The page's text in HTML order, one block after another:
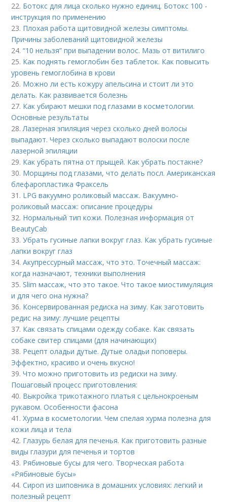
22. Ботокс для лица сколько нужно единиц. Ботокс 100 -
инструкция по применению
23. Плохая работа щитовидной железы симптомы.
Причины заболеваний щитовидной железы
24.“10 нельзя” при выпадении волос. Мазь от витилиго
25. Как поднять гемоглобин без таблеток. Как повысить
уровень гемоглобина в крови
26. Можно ли есть кожуру апельсина и стоит ли это
делать. Как развивается болезнь
27. Как убирают мешки под глазами в косметологии.
Основные результаты
28. Лазерная эпиляция через сколько дней волосы
выпадают. Через сколько выпадают волоски после
лазерной эпиляции
29. Как убрать пятна от прыщей. Как убрать постакне?
30. Морщины под глазами, что делать посл. Американская
блефаропластика Фраксель
31. LPG вакуумно роликовый массаж. Вакуумно-
роликовый массаж: описание процедуры
32. Нормальный тип кожи. Полезная информация от
BeautyCab
33.Убрать гусиные лапки вокруг глаз. Как убрать гусиные
лапки вокруг глаз
34.Акупрессурный массаж, что это. Точечный массаж:
когда назначают, техники выполнения
35.Slim массаж, что это такое. Что такое миостимуляция
и для чего она нужна?
36. Консервированная редиска на зиму. Как заготовить
редис на зиму: лучшие рецепты
37. Как связать спицами одежду собаке. Как связать
собаке свитер спицами (для начинающих)
38. Рецепт оладьи дутые. Дутые оладьи поповеры.
Эффектно, красиво и очень вкусно!
39.Что можно приготовить из редиски на зиму.
Пошаговый процесс приготовления:
40. Выкройка трикотажного платья с цельнокроеным
рукавом. Особенности фасона
41.Хурма в косметологии. Чем спелая хурма полезна для
кожи лица и тела
42. Глазурь белая для печенья. Как приготовить разные
виды глазури для печенья и тортов
43. Рябиновые бусы для чего. Творческая работа
«Рябиновые бусы»
44.Сироп из шиповника в домашних условиях: легкий и
полезный рецепт